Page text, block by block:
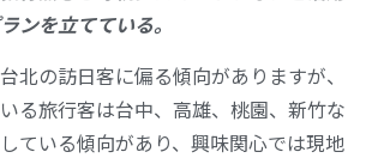
ンを立てている。
北の訪日客に偏る傾向がありますが、
る旅行客は台中、高雄、桃園、新竹な
ている傾向があり、興味関心では現地